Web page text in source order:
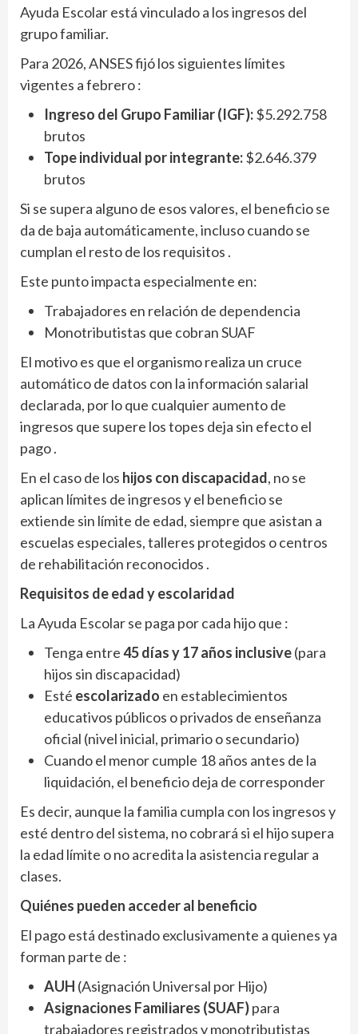
Ayuda Escolar está vinculado a los ingresos del
grupo familiar.
Para 2026, ANSES fijó los siguientes límites
vigentes a febrero :
Ingreso del Grupo Familiar (IGF):$5.292.758
brutos
Tope individual por integrante:$2.646.379
brutos
Si se supera alguno de esos valores, el beneficio se
da de baja automáticamente, incluso cuando se
cumplan el resto de los requisitos .
Este punto impacta especialmente en:
Trabajadores en relación de dependencia
Monotributistas que cobran SUAF
El motivo es que el organismo realiza un cruce
automático de datos con la información salarial
declarada, por lo que cualquier aumento de
ingresos que supere los topes deja sin efecto el
pago .
En el caso de los hijos con discapacidad, no se
aplican límites de ingresos y el beneficio se
extiende sin límite de edad, siempre que asistan a
escuelas especiales, talleres protegidos o centros
de rehabilitación reconocidos .
Requisitos de edad y escolaridad
La Ayuda Escolar se paga por cada hijo que :
Tenga entre45 días y 17 años inclusive(para
hijos sin discapacidad)
Esté escolarizado en establecimientos
educativos públicos o privados de enseñanza
oficial (nivel inicial, primario o secundario)
Cuando el menor cumple 18 años antes de la
liquidación, el beneficio deja de corresponder
Es decir, aunque la familia cumpla con los ingresos y
esté dentro del sistema, no cobrará si el hijo supera
la edad límite o no acredita la asistencia regular a
clases.
Quiénes pueden acceder al beneficio
El pago está destinado exclusivamente a quienes ya
forman parte de :
AUH (Asignación Universal por Hijo)
Asignaciones Familiares (SUAF)para
trabajadores registrados y monotributistas